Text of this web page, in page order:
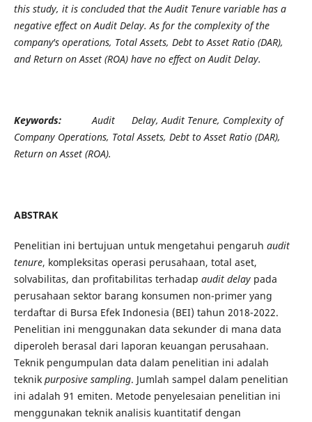
this study, it is concluded that the Audit Tenure variable has a
negative effect on Audit Delay. As for the complexity of the
company's operations, Total Assets, Debt to Asset Ratio (DAR),
and Return on Asset (ROA) have no effect on Audit Delay.
Keywords:Audit Delay, Audit Tenure, Complexity of
Company Operations, Total Assets, Debt to Asset Ratio (DAR),
Return on Asset (ROA).
ABSTRAK
Penelitian ini bertujuan untuk mengetahui pengaruh audit
tenure, kompleksitas operasi perusahaan, total aset,
solvabilitas, dan profitabilitas terhadap audit delaypada
perusahaan sektor barang konsumen non-primer yang
terdaftar di Bursa Efek Indonesia (BEI) tahun 2018-2022.
Penelitian ini menggunakan data sekunder di mana data
diperoleh berasal dari laporan keuangan perusahaan.
Teknik pengumpulan data dalam penelitian ini adalah
teknik purposive sampling. Jumlah sampel dalam penelitian
ini adalah 91 emiten. Metode penyelesaian penelitian ini
menggunakan teknik analisis kuantitatif dengan